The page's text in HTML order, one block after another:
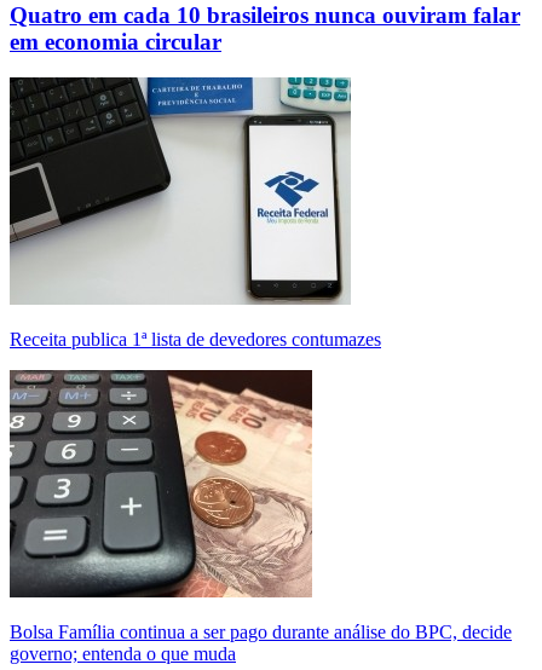
Quatro em cada 10 brasileiros nunca ouviram falar
em economia circular
Receita publica 1ª lista de devedores contumazes
Bolsa Família continua a ser pago durante análise do BPC, decide
governo; entenda o que muda